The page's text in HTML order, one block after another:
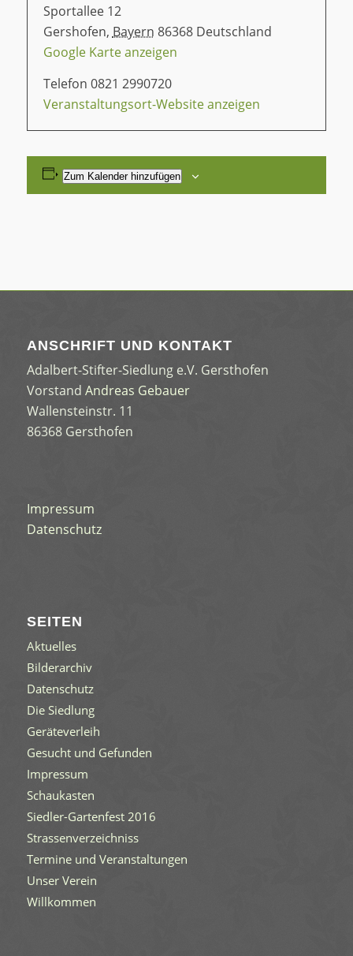
Sportallee 12
Gershofen, Bayern 86368 Deutschland
Google Karte anzeigen
Telefon 0821 2990720
Veranstaltungsort-Website anzeigen
Zum Kalender hinzufügen
ANSCHRIFT UND KONTAKT
Adalbert-Stifter-Siedlung e.V. Gersthofen
Vorstand Andreas Gebauer
Wallensteinstr. 11
86368 Gersthofen
Impressum
Datenschutz
SEITEN
Aktuelles
Bilderarchiv
Datenschutz
Die Siedlung
Geräteverleih
Gesucht und Gefunden
Impressum
Schaukasten
Siedler-Gartenfest 2016
Strassenverzeichniss
Termine und Veranstaltungen
Unser Verein
Willkommen